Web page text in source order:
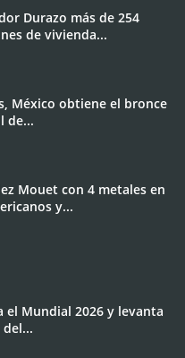
Durazo más de 254
de vivienda...
México obtiene el bronce
de...
Mouet con 4 metales en
y...
el Mundial 2026 y levanta
del...